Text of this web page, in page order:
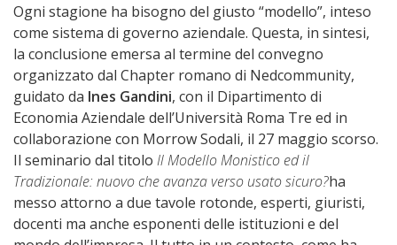
Ogni stagione ha bisogno del giusto “modello”, inteso
come sistema di governo aziendale. Questa, in sintesi,
la conclusione emersa al termine del convegno
organizzato dal Chapter romano di Nedcommunity,
guidato da Ines Gandini, con il Dipartimento di
Economia Aziendale dell’Università Roma Tre ed in
collaborazione con Morrow Sodali, il 27 maggio scorso.
Il seminario dal titolo Il Modello Monistico ed il
Tradizionale: nuovo che avanza verso usato sicuro?ha
messo attorno a due tavole rotonde, esperti, giuristi,
docenti ma anche esponenti delle istituzioni e del